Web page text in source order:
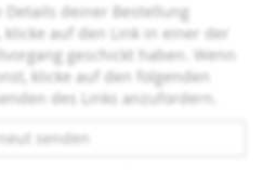
deiner Bestellung
auf den Link in einer der
geschickt haben. Wenn
klicke auf den folgenden
des Links anzufordern.
senden